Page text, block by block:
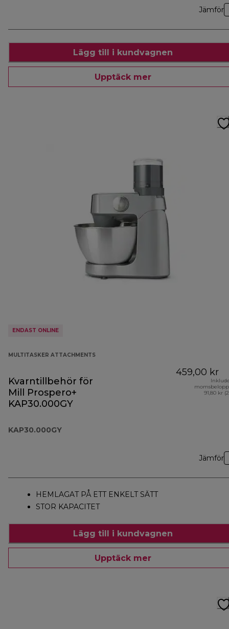
Jämför
Lägg till i kundvagnen
Upptäck mer
ENDAST ONLINE
MULTITASKER ATTACHMENTS
Kvarntillbehör för
Mill Prospero+
KAP30.000GY
KAP30.000GY
459,00 kr
91,80 kr
Jämför
HEMLAGAT PÅ ETT ENKELT SÄTT
STOR KAPACITET
Lägg till i kundvagnen
Upptäck mer